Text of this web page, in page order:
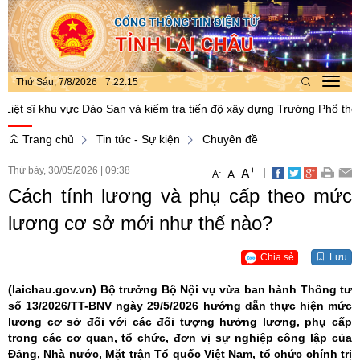
Thứ Sáu, 7/8/2026 7:22:16
vực Dào San và kiểm tra tiến độ xây dựng Trường Phổ thông
Trang chủ Tin tức - Sự kiện Chuyên đề
Thứ bảy, 30/05/2026 09:38 A- A A+ |
Cách tính lương và phụ cấp theo mức
lương cơ sở mới như thế nào?
Chia sẻ Lưu
(laichau.gov.vn) Bộ trưởng Bộ Nội vụ vừa ban hành Thông tư
số 13/2026/TT-BNV ngày 29/5/2026 hướng dẫn thực hiện mức
lương cơ sở đối với các đối tượng hưởng lương, phụ cấp
trong các cơ quan, tổ chức, đơn vị sự nghiệp công lập của
Đảng, Nhà nước, Mặt trận Tổ quốc Việt Nam, tổ chức chính trị